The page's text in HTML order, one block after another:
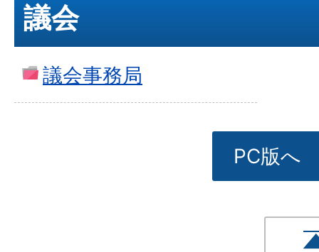
議会
議会事務局
PC版へ